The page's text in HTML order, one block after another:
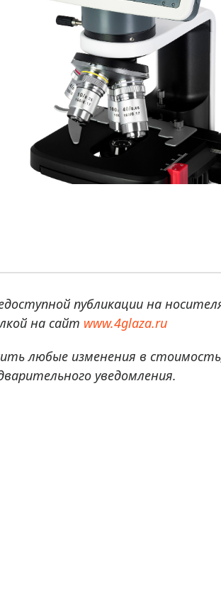
публикации на
на сайт www.4glaza.ru
любые изменения в
уведомления.